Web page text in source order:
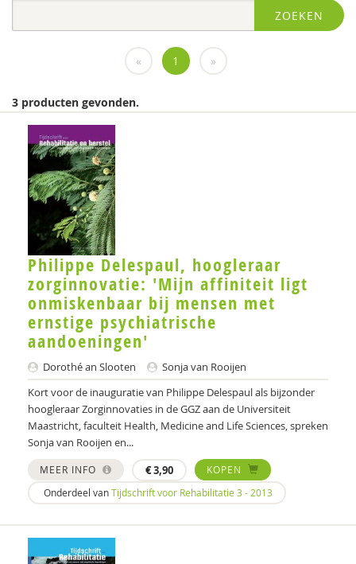
Flenke
KNMG
Landelijk Kenniscentrum LVB
LIDIE
Medewerkers van het Psychiatrisch centrum Sint-
Amandus in Beernem
Miranda
Movisie
Politie
psychiater
Schrijven
Valente
Nona (J. Hiemstra)
ZOEKEN
« 1 »
3 producten gevonden.
Philippe Delespaul, hoogleraar
zorginnovatie: 'Mijn affiniteit ligt
onmiskenbaar bij mensen met
ernstige psychiatrische
aandoeningen'
Dorothé an Slooten
Sonja van Rooijen
Kort voor de inauguratie van Philippe Delespaul als bijzonder
hoogleraar Zorginnovaties in de GGZ aan de Universiteit
Maastricht, faculteit Health, Medicine and Life Sciences, spreken
Sonja van Rooijen en...
MEER INFO €3,90
KOPEN
Onderdeel vanTijdschrift voor Rehabilitatie 3 - 2013